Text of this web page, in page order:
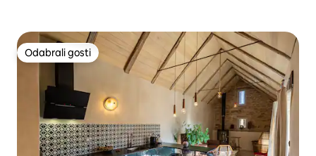
Odabrali gosti
Odabrali gosti